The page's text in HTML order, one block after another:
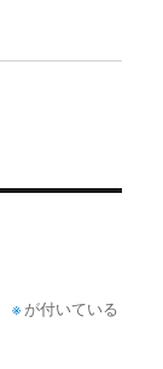
※ が付いている